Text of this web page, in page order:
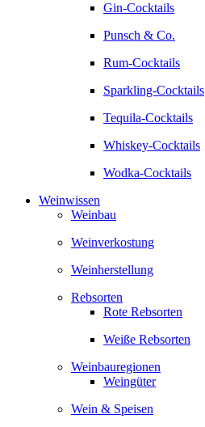
Gin-Cocktails
Punsch & Co.
Rum-Cocktails
Sparkling-Cocktails
Tequila-Cocktails
Whiskey-Cocktails
Wodka-Cocktails
Weinwissen
Weinbau
Weinverkostung
Weinherstellung
Rebsorten
Rote Rebsorten
Weiße Rebsorten
Weinbauregionen
Weingüter
Wein & Speisen